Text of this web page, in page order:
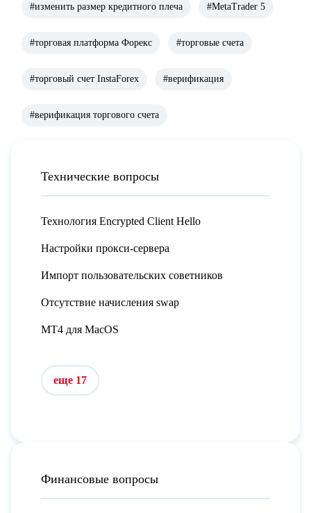
#изменить размер кредитного плеча #MetaTrader 5
#торговая платформа Форекс #торговые счета
#торговый счет InstaForex #верификация
#верификация торгового счета
Технические вопросы
Технология Encrypted Client Hello
Настройки прокси-сервера
Импорт пользовательских советников
Отсутствие начисления swap
MT4 для MacOS
еще 17
Финансовые вопросы